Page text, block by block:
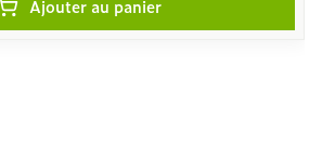
Ajouter au panier